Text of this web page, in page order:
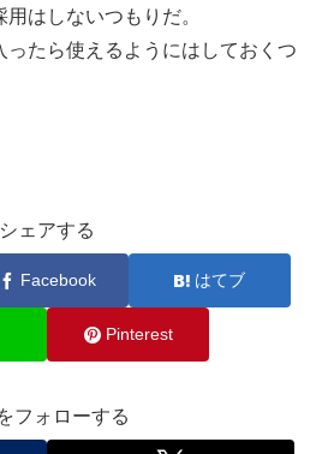
はしないつもりだ。
たら使えるようにはしておくつ
シェアする
Facebook はてブ
Pinterest
フォローする